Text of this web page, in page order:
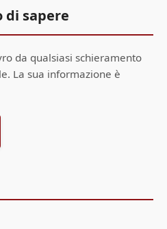
sapere
da qualsiasi schieramento
La sua informazione è